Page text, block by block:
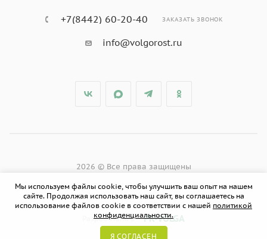
+7(8442) 60-20-40 ЗАКАЗАТЬ ЗВОНОК
info@volgorost.ru
2026 © Все права защищены
Разработано в PR-VOLGA
Мы используем файлы cookie, чтобы улучшить ваш опыт на нашем
сайте. Продолжая использовать наш сайт, вы соглашаетесь на
использование файлов cookie в соответствии с нашей политикой
конфиденциальности.
Я СОГЛАСЕН